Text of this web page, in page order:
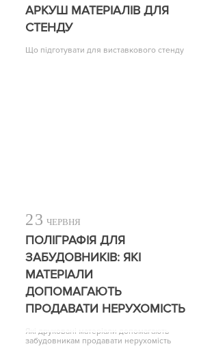
АРКУШ МАТЕРІАЛІВ ДЛЯ
СТЕНДУ
Що підготувати для виставкового стенду
23 ЧЕРВНЯ
ПОЛІГРАФІЯ ДЛЯ
ЗАБУДОВНИКІВ: ЯКІ
МАТЕРІАЛИ
ДОПОМАГАЮТЬ
ПРОДАВАТИ НЕРУХОМІСТЬ
Які друковані матеріали допомагають
забудовникам продавати нерухомість